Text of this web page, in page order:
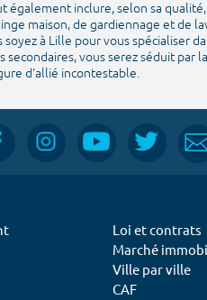
inclure, selon sa
maison, de gardiennage et de
à Lille pour vous spécialiser
vous serez séduit par
d'allié incontestable.
Loi et contrats
Marché
Ville par ville
CAF